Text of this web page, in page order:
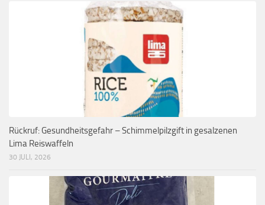
Rückruf: Gesundheitsgefahr – Schimmelpilzgift in gesalzenen
Lima Reiswaffeln
30 JULI, 2026